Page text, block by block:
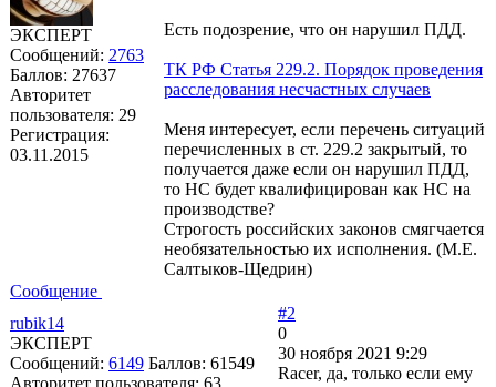
ЭКСПЕРТ
Сообщений: 2763
Баллов: 27637
Авторитет
пользователя: 29
Регистрация:
03.11.2015
Есть подозрение, что он нарушил ПДД.
ТК РФ Статья 229.2. Порядок проведения
расследования несчастных случаев
Меня интересует, если перечень ситуаций
перечисленных в ст. 229.2 закрытый, то
получается даже если он нарушил ПДД,
то НС будет квалифицирован как НС на
производстве?
Строгость российских законов смягчается
необязательностью их исполнения. (М.Е.
Салтыков-Щедрин)
Сообщение
rubik14
ЭКСПЕРТ
Сообщений: 6149 Баллов: 61549
Авторитет пользователя: 63
#2
0
30 ноября 2021 9:29
Racer, да, только если ему